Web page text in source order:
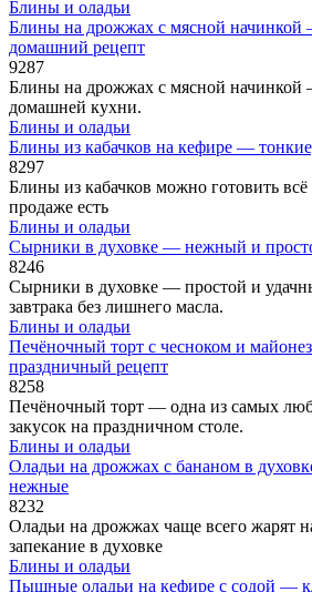
Блины и оладьи
Блины на дрожжах с мясной начинкой
домашний рецепт
9287
Блины на дрожжах с мясной начинкой
домашней кухни.
Блины и оладьи
Блины из кабачков на кефире —
8297
Блины из кабачков можно готовить всё
продаже есть
Блины и оладьи
Сырники в духовке — нежный и
8246
Сырники в духовке — простой и
завтрака без лишнего масла.
Блины и оладьи
Печёночный торт с чесноком и
праздничный рецепт
8258
Печёночный торт — одна из самых
закусок на праздничном столе.
Блины и оладьи
Оладьи на дрожжах с бананом в
нежные
8232
Оладьи на дрожжах чаще всего жарят
запекание в духовке
Блины и оладьи
Пышные оладьи на кефире с содой —